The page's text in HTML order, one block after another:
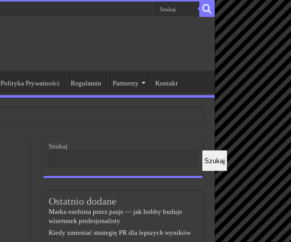
Polityka Prywatności Regulamin Partnerzy Kontakt
Szukaj
Szukaj
Ostatnio dodane
Marka osobista przez pasje — jak hobby buduje
wizerunek profesjonalisty
Kiedy zmieniać strategię PR dla lepszych wyników